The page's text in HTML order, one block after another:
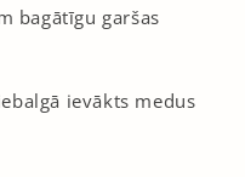
bagātīgu garšas
ievākts medus